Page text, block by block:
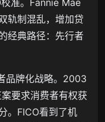
准。Fannie Mae
轨制混乱，增加贷
经典路径：先行者
品牌化战略。2003
要求消费者有权获
。FICO看到了机